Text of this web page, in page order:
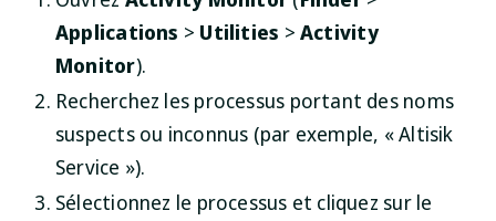
Applications > Utilities > Activity
Monitor).
Recherchez les processus portant des noms
suspects ou inconnus (par exemple, « Altisik
Service »).
Sélectionnez le processus et cliquez sur le